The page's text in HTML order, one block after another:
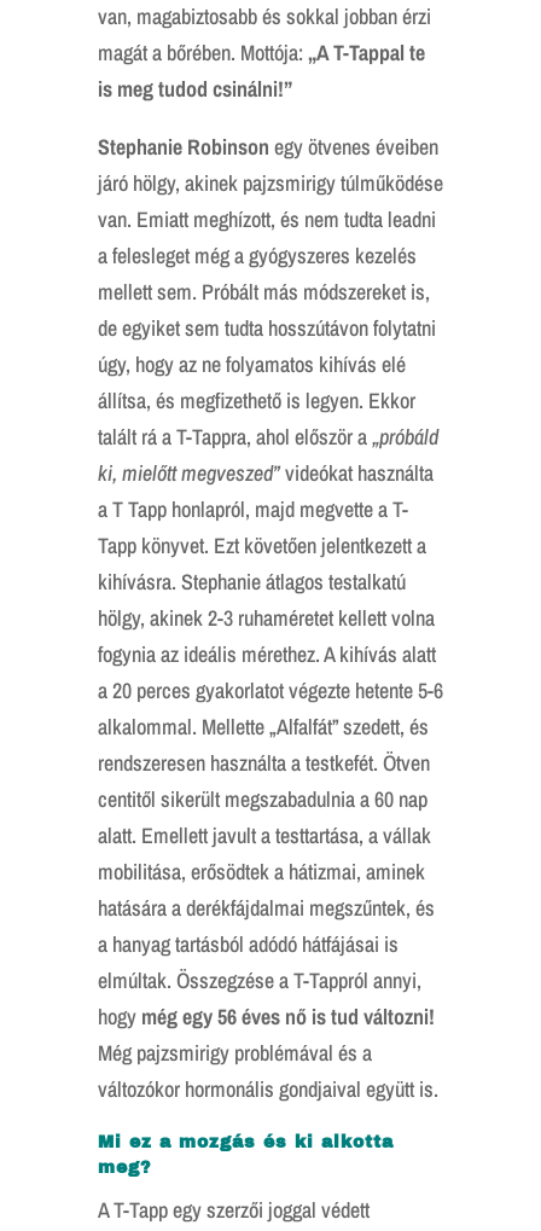
van, magabiztosabb és sokkal jobban érzi
magát a bőrében. Mottója: „A T-Tappal te
is meg tudod csinálni!”
Stephanie Robinson egy ötvenes éveiben
járó hölgy, akinek pajzsmirigy túlműködése
van. Emiatt meghízott, és nem tudta leadni
a felesleget még a gyógyszeres kezelés
mellett sem. Próbált más módszereket is,
de egyiket sem tudta hosszútávon folytatni
úgy, hogy az ne folyamatos kihívás elé
állítsa, és megfizethető is legyen. Ekkor
talált rá a T-Tappra, ahol először a„próbáld
ki, mielőtt megveszed”videókat használta
a T Tapp honlapról, majd megvette a T-
Tapp könyvet. Ezt követően jelentkezett a
kihívásra. Stephanie átlagos testalkatú
hölgy, akinek 2-3 ruhaméretet kellett volna
fogynia az ideális mérethez. A kihívás alatt
a 20 perces gyakorlatot végezte hetente 5-6
alkalommal. Mellette „Alfalfát” szedett, és
rendszeresen használta a testkefét. Ötven
centitől sikerült megszabadulnia a 60 nap
alatt. Emellett javult a testtartása, a vállak
mobilitása, erősödtek a hátizmai, aminek
hatására a derékfájdalmai megszűntek, és
a hanyag tartásból adódó hátfájásai is
elmúltak. Összegzése a T-Tappról annyi,
hogy még egy 56 éves nő is tud változni!
Még pajzsmirigy problémával és a
változókor hormonális gondjaival együtt is.
Mi ez a mozgás és ki alkotta
meg?
A T-Tapp egy szerzői joggal védett